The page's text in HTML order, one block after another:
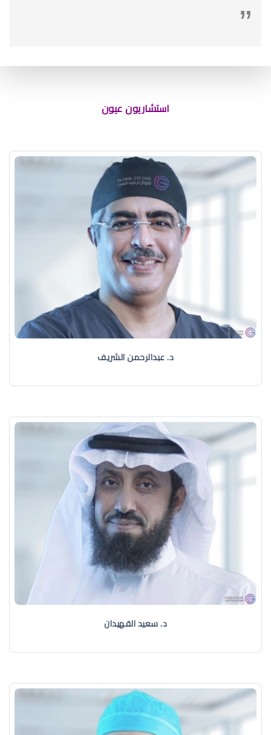
استشاريون عيون
د. عبدالرحمن الشريف
د. سعيد القهيدان